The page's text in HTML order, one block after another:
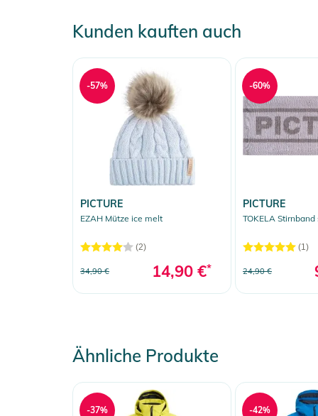
Gebrauchsanweisungen, Sicherheitshinweise und
Kunden kauften auch
PICTURE
EZAH Mütze ice melt
(2)
34,90 € 14,90 €*
-57%
PICTURE
TOKELA
(1)
24,90 €
-60%
Ähnliche Produkte
-37% -42%